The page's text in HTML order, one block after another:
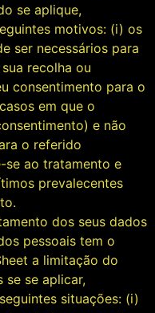
se aplique,
motivos: (i) os
ser necessários para
recolha ou
consentimento para o
em que o
e não
o referido
ao tratamento e
prevalecentes
dos seus dados
pessoais tem o
a limitação do
se se aplicar,
situações: (i)